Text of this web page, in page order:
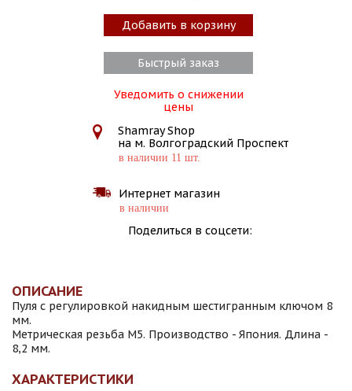
Добавить в корзину
Быстрый заказ
Уведомить о снижении
цены
Shamray Shop
на м. Волгоградский Проспект
в наличии 11 шт.
Интернет магазин
в наличии
Поделиться в соцсети:
ОПИСАНИЕ
Пуля с регулировкой накидным шестигранным ключом 8
мм.
Метрическая резьба M5. Производство - Япония. Длина -
8,2 мм.
ХАРАКТЕРИСТИКИ